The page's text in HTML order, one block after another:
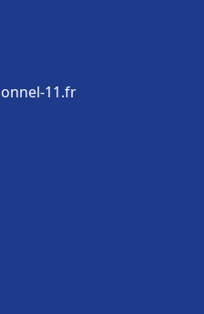
11.fr